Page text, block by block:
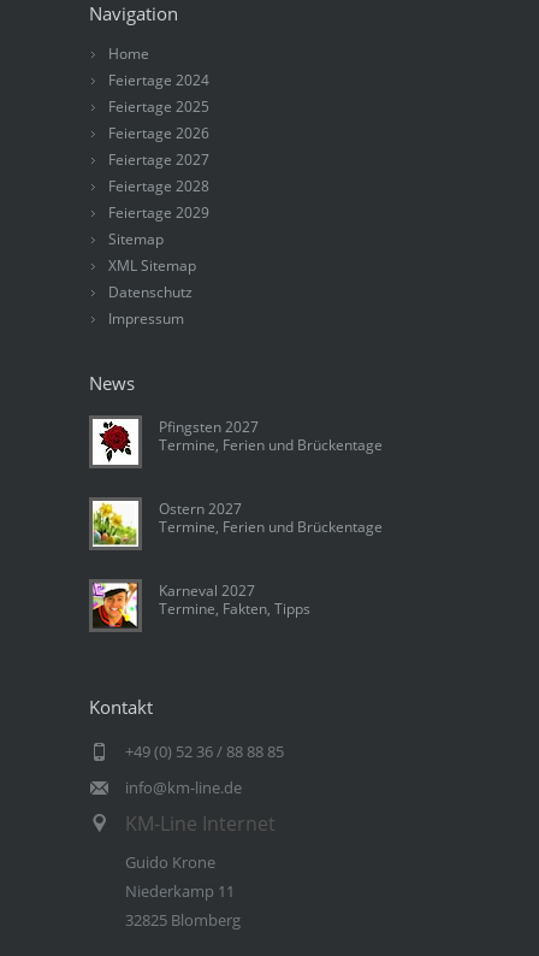
Navigation
Home
Feiertage 2024
Feiertage 2025
Feiertage 2026
Feiertage 2027
Feiertage 2028
Feiertage 2029
Sitemap
XML Sitemap
Datenschutz
Impressum
News
Pfingsten 2027
Termine, Ferien und Brückentage
Ostern 2027
Termine, Ferien und Brückentage
Karneval 2027
Termine, Fakten, Tipps
Kontakt
+49 (0) 52 36 / 88 88 85
info@km-line.de
KM-Line Internet
Guido Krone
Niederkamp 11
32825 Blomberg